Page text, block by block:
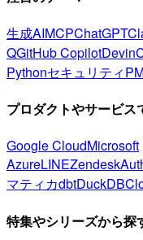
生成AIMCPChatGPT
QGitHub CopilotDevin
Pythonセキュリティ
プロダクトやサービス
Google CloudMicrosoft
AzureLINEZendesk
マティカdbtDuckDB
特集やシリーズから探